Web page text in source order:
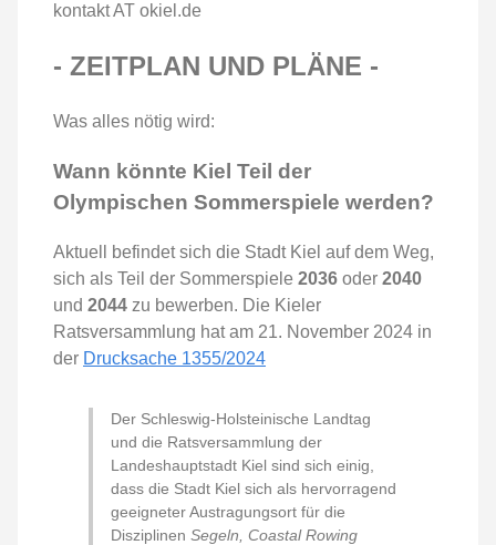
kontakt AT okiel.de
- ZEITPLAN UND PLÄNE -
Was alles nötig wird:
Wann könnte Kiel Teil der
Olympischen Sommerspiele werden?
Aktuell befindet sich die Stadt Kiel auf dem Weg,
sich als Teil der Sommerspiele 2036 oder 2040
und 2044 zu bewerben. Die Kieler
Ratsversammlung hat am 21. November 2024 in
der Drucksache 1355/2024
Der Schleswig-Holsteinische Landtag
und die Ratsversammlung der
Landeshauptstadt Kiel sind sich einig,
dass die Stadt Kiel sich als hervorragend
geeigneter Austragungsort für die
Disziplinen Segeln, Coastal Rowing